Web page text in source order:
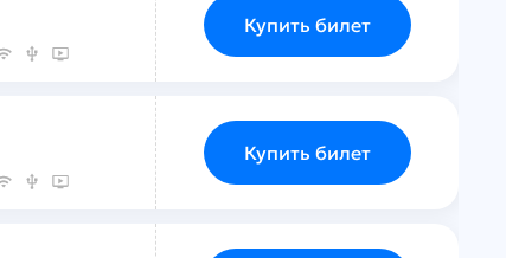
Купить билет
Купить билет